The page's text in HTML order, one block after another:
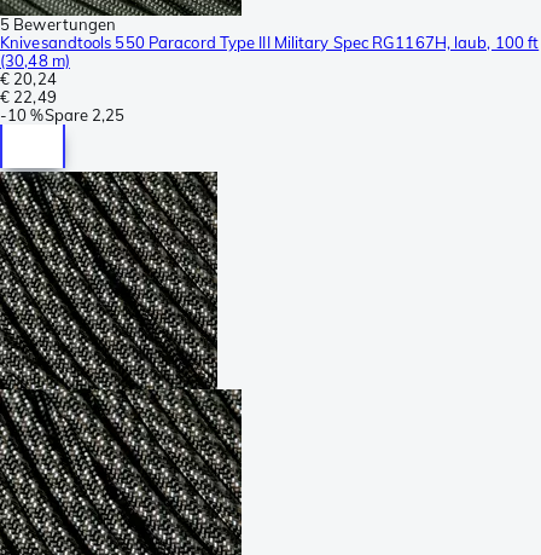
5 Bewertungen
Knivesandtools 550 Paracord Type III Military Spec RG1167H, laub, 100 ft
(30,48 m)
€ 20,24
€ 22,49
-10 %Spare 2,25